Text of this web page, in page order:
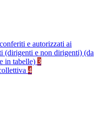
e autorizzati ai
(dirigenti e non dirigenti) (da
in tabelle) 3
4